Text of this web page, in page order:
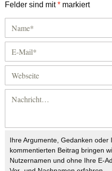
Felder sind mit* markiert
Ihre Argumente, Gedanken oder
kommentierten Beitrag bringen
Nutzernamen und ohne Ihre E-